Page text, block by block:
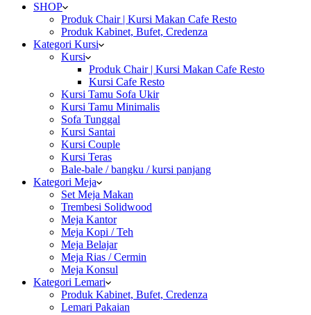
SHOP
Produk Chair | Kursi Makan Cafe Resto
Produk Kabinet, Bufet, Credenza
Kategori Kursi
Kursi
Produk Chair | Kursi Makan Cafe Resto
Kursi Cafe Resto
Kursi Tamu Sofa Ukir
Kursi Tamu Minimalis
Sofa Tunggal
Kursi Santai
Kursi Couple
Kursi Teras
Bale-bale / bangku / kursi panjang
Kategori Meja
Set Meja Makan
Trembesi Solidwood
Meja Kantor
Meja Kopi / Teh
Meja Belajar
Meja Rias / Cermin
Meja Konsul
Kategori Lemari
Produk Kabinet, Bufet, Credenza
Lemari Pakaian